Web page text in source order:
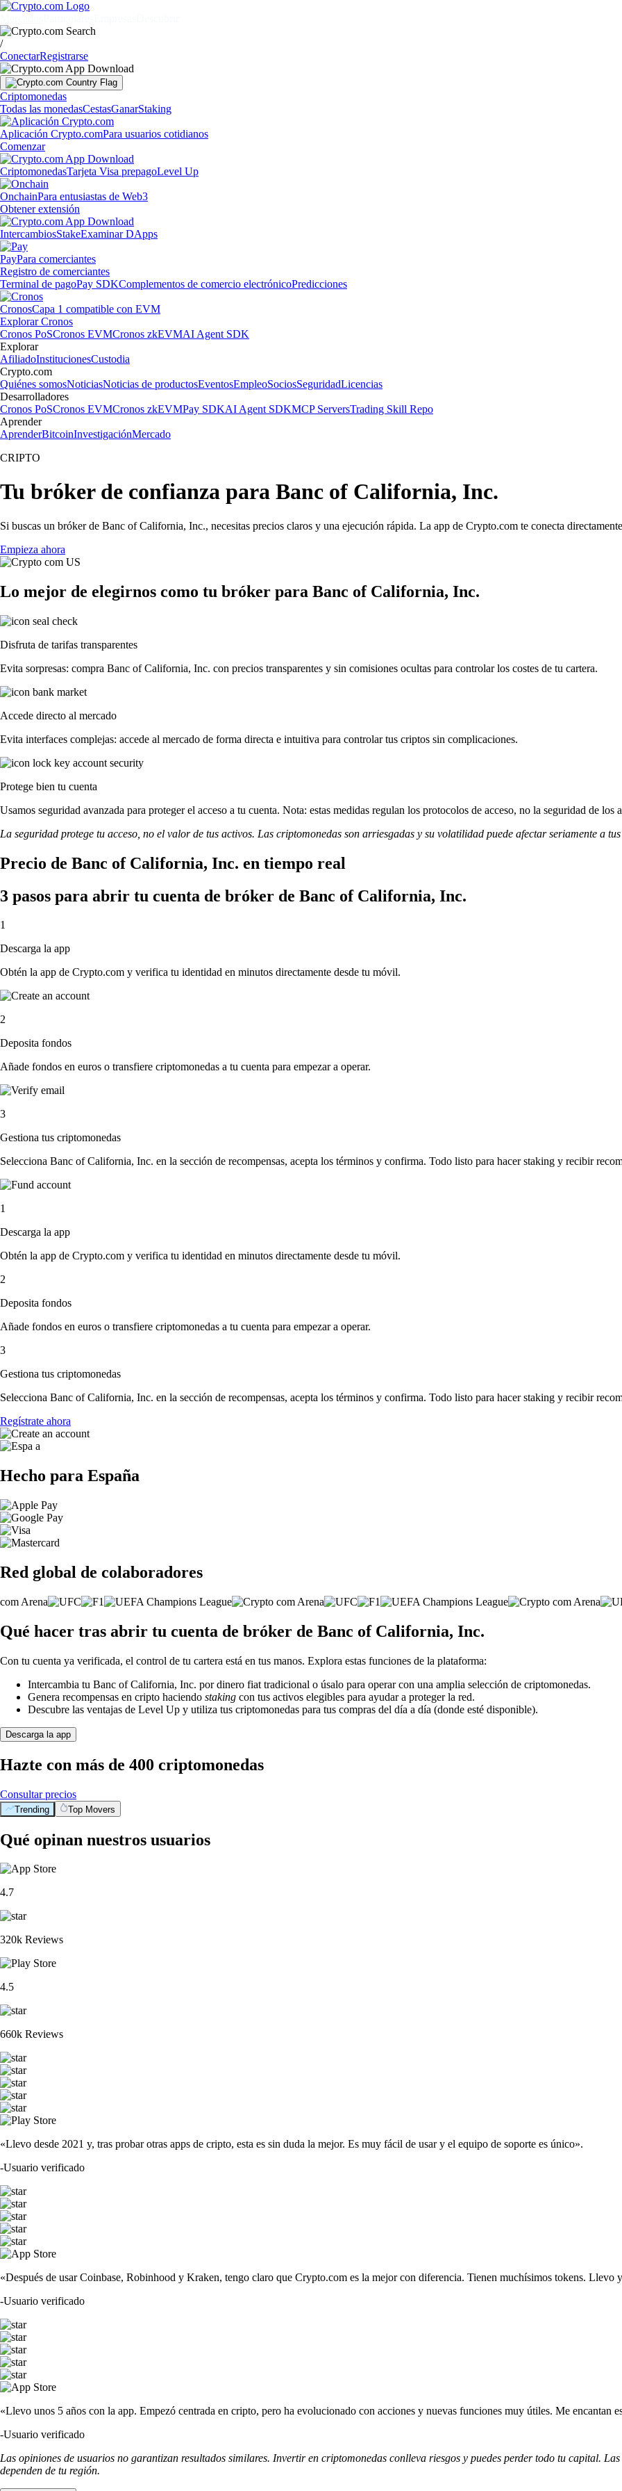
/
ConectarRegistrarse
Criptomonedas
Todas las monedasCestasGanarStaking
Aplicación Crypto.comPara usuarios cotidianos
Comenzar
CriptomonedasTarjeta Visa prepagoLevel Up
OnchainPara entusiastas de Web3
Obtener extensión
IntercambiosStakeExaminar DApps
PayPara comerciantes
Registro de comerciantes
Terminal de pagoPay SDKComplementos de comercio electrónicoPredicciones
CronosCapa 1 compatible con EVM
Explorar Cronos
Cronos PoSCronos EVMCronos zkEVMAI Agent SDK
Explorar
AfiliadoInstitucionesCustodia
Crypto.com
Quiénes somosNoticiasNoticias de productosEventosEmpleoSociosSeguridadLicencias
Desarrolladores
Cronos PoSCronos EVMCronos zkEVMPay SDKAI Agent SDKMCP ServersTrading Skill Repo
Aprender
AprenderBitcoinInvestigaciónMercado
CRIPTO
Tu bróker de confianza para Banc of California, Inc.
Si buscas un bróker de Banc of California, Inc., necesitas precios claros y una ejecución rápida. La app de Crypto.com te conecta
Empieza ahora
Lo mejor de elegirnos como tu bróker para Banc of California, Inc.
Disfruta de tarifas transparentes
Evita sorpresas: compra Banc of California, Inc. con precios transparentes y sin comisiones ocultas para controlar los costes de tu cartera.
Accede directo al mercado
Evita interfaces complejas: accede al mercado de forma directa e intuitiva para controlar tus criptos sin complicaciones.
Protege bien tu cuenta
Usamos seguridad avanzada para proteger el acceso a tu cuenta. Nota: estas medidas regulan los protocolos de acceso, no la seguridad de los
La seguridad protege tu acceso, no el valor de tus activos. Las criptomonedas son arriesgadas y su volatilidad puede afectar seriamente a
Precio de Banc of California, Inc. en tiempo real
3 pasos para abrir tu cuenta de bróker de Banc of California, Inc.
1
Descarga la app
Obtén la app de Crypto.com y verifica tu identidad en minutos directamente desde tu móvil.
2
Deposita fondos
Añade fondos en euros o transfiere criptomonedas a tu cuenta para empezar a operar.
3
Gestiona tus criptomonedas
Selecciona Banc of California, Inc. en la sección de recompensas, acepta los términos y confirma. Todo listo para hacer staking y recibir
1
Descarga la app
Obtén la app de Crypto.com y verifica tu identidad en minutos directamente desde tu móvil.
2
Deposita fondos
Añade fondos en euros o transfiere criptomonedas a tu cuenta para empezar a operar.
3
Gestiona tus criptomonedas
Selecciona Banc of California, Inc. en la sección de recompensas, acepta los términos y confirma. Todo listo para hacer staking y recibir
Regístrate ahora
Hecho para España
Red global de colaboradores
Qué hacer tras abrir tu cuenta de bróker de Banc of California, Inc.
Con tu cuenta ya verificada, el control de tu cartera está en tus manos. Explora estas funciones de la plataforma:
Intercambia tu Banc of California, Inc. por dinero fiat tradicional o úsalo para operar con una amplia selección de criptomonedas.
Genera recompensas en cripto haciendo staking con tus activos elegibles para ayudar a proteger la red.
Descubre las ventajas de Level Up y utiliza tus criptomonedas para tus compras del día a día (donde esté disponible).
Descarga la app
Hazte con más de 400 criptomonedas
Consultar precios
Trending Top Movers
Qué opinan nuestros usuarios
4.7
320k Reviews
4.5
660k Reviews
«Llevo desde 2021 y, tras probar otras apps de cripto, esta es sin duda la mejor. Es muy fácil de usar y el equipo de soporte es único».
-Usuario verificado
«Después de usar Coinbase, Robinhood y Kraken, tengo claro que Crypto.com es la mejor con diferencia. Tienen muchísimos tokens.
-Usuario verificado
«Llevo unos 5 años con la app. Empezó centrada en cripto, pero ha evolucionado con acciones y nuevas funciones muy útiles. Me encantan
-Usuario verificado
Las opiniones de usuarios no garantizan resultados similares. Invertir en criptomonedas conlleva riesgos y puedes perder todo tu capital.
dependen de tu región.